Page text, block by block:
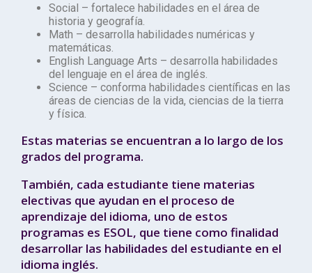
Social – fortalece habilidades en el área de
historia y geografía.
Math – desarrolla habilidades numéricas y
matemáticas.
English Language Arts – desarrolla habilidades
del lenguaje en el área de inglés.
Science – conforma habilidades científicas en las
áreas de ciencias de la vida, ciencias de la tierra
y física.
Estas materias se encuentran a lo largo de los
grados del programa.
También, cada estudiante tiene materias
electivas que ayudan en el proceso de
aprendizaje del idioma, uno de estos
programas es ESOL, que tiene como finalidad
desarrollar las habilidades del estudiante en el
idioma inglés.